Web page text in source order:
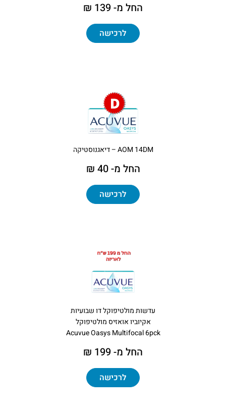
החל מ- 139 ₪
לרכישה
AOM 14DM – דיאגנוסטיקה
החל מ- 40 ₪
לרכישה
עדשות מולטיפוקל דו שבועיות
אקיוביו אואזיס מולטיפוקל
Acuvue Oasys Multifocal 6pck
החל מ- 199 ₪
לרכישה